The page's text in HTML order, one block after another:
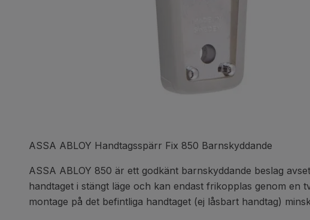
ASSA ABLOY Handtagsspärr Fix 850 Barnskyddande
ASSA ABLOY 850 är ett godkänt barnskyddande beslag
handtaget i stängt läge och kan endast frikopplas genom en
montage på det befintliga handtaget (ej låsbart handtag)